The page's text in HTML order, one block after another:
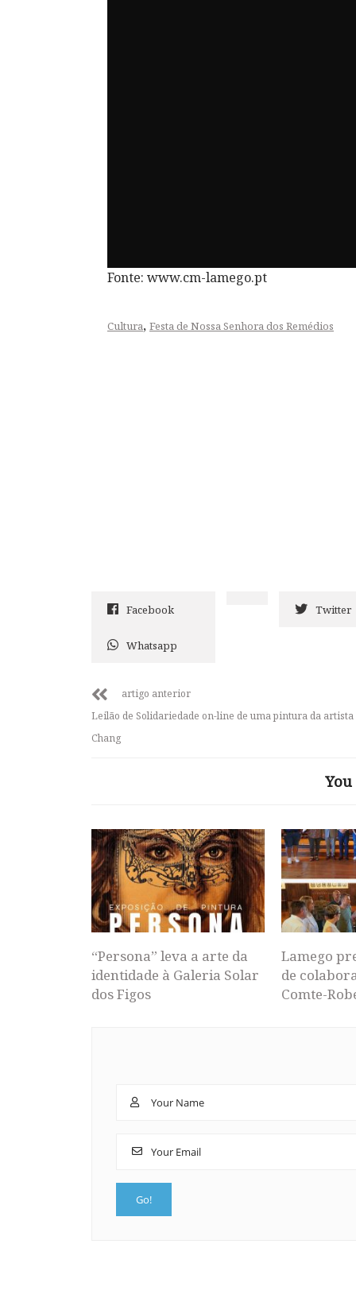
Fonte: www.cm-lamego.pt
Cultura, Festa de Nossa Senhora dos Remédios
Facebook Twitter
Whatsapp
artigo anterior
Leilão de Solidariedade on-line de uma pintura da
Chang
“Persona” leva a arte da
identidade à Galeria Solar
dos Figos
Lamego
de
Comte-